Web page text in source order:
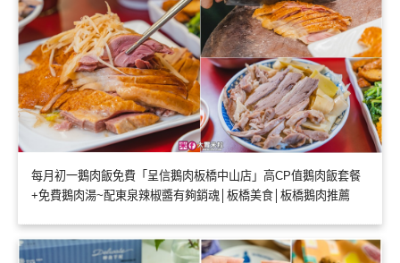
每月初一鵝肉飯免費「呈信鵝肉板橋中山店」高CP值鵝肉飯套餐
+免費鵝肉湯~配東泉辣椒醬有夠銷魂│板橋美食│板橋鵝肉推薦